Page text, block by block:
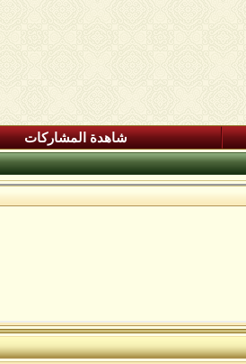
شاهدة المشاركات